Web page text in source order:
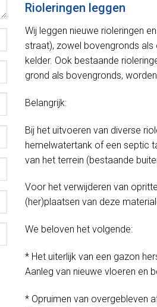
Rioleringen leggen
Wij leggen nieuwe rioleringen
straat), zowel bovengronds als
kelder. Ook bestaande
grond als bovengronds,
Belangrijk:
Bij het uitvoeren van diverse
hemelwatertank of een septic
van het terrein (bestaande
Voor het verwijderen van
(her)plaatsen van deze
We beloven het volgende:
* Het uiterlijk van een gazon
Aanleg van nieuwe vloeren en
* Opruimen van overgebleven